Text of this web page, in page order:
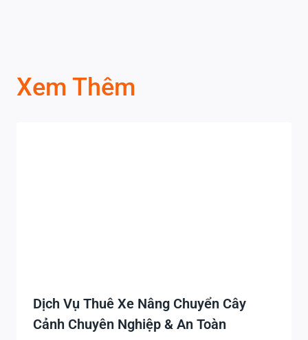
Xem Thêm
Dịch Vụ Thuê Xe Nâng Chuyển Cây
Cảnh Chuyên Nghiệp & An Toàn